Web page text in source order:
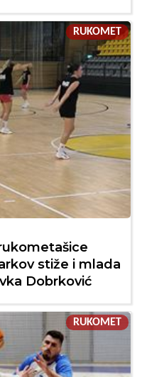
RUKOMET
stiže i mlada
Dobrković
RUKOMET